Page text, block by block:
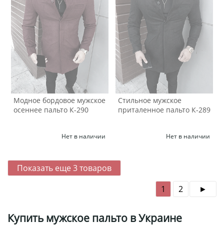
Модное бордовое мужское
осеннее пальто К-290
Нет в наличии
Стильное мужское
приталенное пальто К-289
Нет в наличии
Показать еще 3товаров
1
2
Купить мужское пальто в Украине